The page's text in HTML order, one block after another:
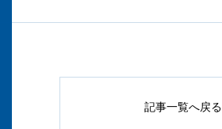
記事一覧へ戻る